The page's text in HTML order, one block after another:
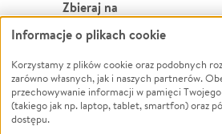
Zbieraj na
Leczenie
Zwierzęta
Pożar
Ukraina
Informacje o plikach cookie
Korzystamy z plików cookie oraz podobnych
zarówno własnych, jak i naszych partnerów.
przechowywanie informacji w pamięci
(takiego jak np. laptop, tablet, smartfon) oraz
dostępu.